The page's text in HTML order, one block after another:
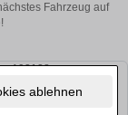
ablehnen
Fahrzeug auf